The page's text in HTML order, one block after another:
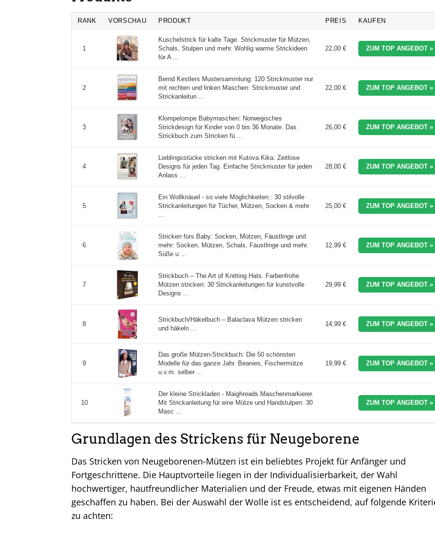
RANK VORSCHAU PRODUKT PREIS KAUFEN
1
Kuschelstrick für kalte Tage. Strickmuster für Mützen,
Schals, Stulpen und mehr. Wohlig warme Strickideen
für A ...
22,00 € ZUM TOP ANGEBOT »
2
Bernd Kestlers Mustersammlung: 120 Strickmuster nur
mit rechten und linken Maschen. Strickmuster und
Strickanleitun ...
22,00 € ZUM TOP ANGEBOT »
3
Klompelompe Babymaschen: Norwegisches
Strickdesign für Kinder von 0 bis 36 Monate. Das
Strickbuch zum Stricken fü ...
26,00 € ZUM TOP ANGEBOT »
4
Lieblingsstücke stricken mit Kutova Kika: Zeitlose
Designs für jeden Tag. Einfache Strickmuster für jeden
Anlass ...
28,00 € ZUM TOP ANGEBOT »
5
Ein Wollknäuel - so viele Möglichkeiten.: 30 stilvolle
Strickanleitungen für Tücher, Mützen, Socken & mehr
...
25,00 € ZUM TOP ANGEBOT »
6
Stricken fürs Baby: Socken, Mützen, Fäustlinge und
mehr: Socken, Mützen, Schals, Fäustlinge und mehr.
Süße u ...
12,99 € ZUM TOP ANGEBOT »
7
Strickbuch – The Art of Knitting Hats. Farbenfrohe
Mützen stricken: 30 Strickanleitungen für kunstvolle
Designs ...
29,99 € ZUM TOP ANGEBOT »
8
Strickbuch/Häkelbuch – Balaclava Mützen stricken
und häkeln ...
14,99 € ZUM TOP ANGEBOT »
9
Das große Mützen-Strickbuch: Die 50 schönsten
Modelle für das ganze Jahr. Beanies, Fischermütze
u.v.m. selber ...
19,99 € ZUM TOP ANGEBOT »
10
Der kleine Strickladen - Maighreads Maschenmarkierer.
Mit Strickanleitung für eine Mütze und Handstulpen: 30
Masc ...
ZUM TOP ANGEBOT »
Grundlagen des Strickens für Neugeborene
Das Stricken von Neugeborenen-Mützen ist ein beliebtes Projekt für Anfänger und
Fortgeschrittene. Die Hauptvorteile liegen in der Individualisierbarkeit, der Wahl
hochwertiger, hautfreundlicher Materialien und der Freude, etwas mit eigenen Händen
geschaffen zu haben. Bei der Auswahl der Wolle ist es entscheidend, auf folgende
zu achten: